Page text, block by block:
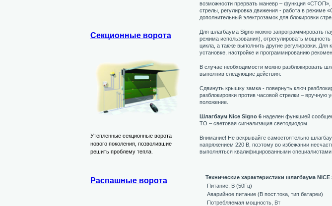
Секционные ворота
Утепленные секционные ворота
нового поколения, позволившие
решить проблему тепла.
Распашные ворота
возможности прервать маневр – функция «СТОП»,
стрелы, регулировка движения - работа в режиме
дополнительный электрозамок для блокировки
Для шлагбаума Signo можно запрограммировать
режима использования), отрегулировать
цикла, а также выполнить другие регулировки.
установке, настройке и программированию
В случае необходимости можно разблокировать
выполнив следующие действия:
Сдвинуть крышку замка - повернуть ключ
разблокировки против часовой стрелки – вручную
положение.
Шлагбаум Nice Signo 6 наделен функцией
ТО – световая сигнализация светодиодом.
Внимание! Не вскрывайте самостоятельно
напряжением 220 В, поэтому во избежании
выполняться квалифицированными специалистами.
Технические характеристики шлагбаума NICE
Питание, В (50Гц)
Аварийное питание (В пост.тока, тип батареи)
Потребляемая мощность, Вт